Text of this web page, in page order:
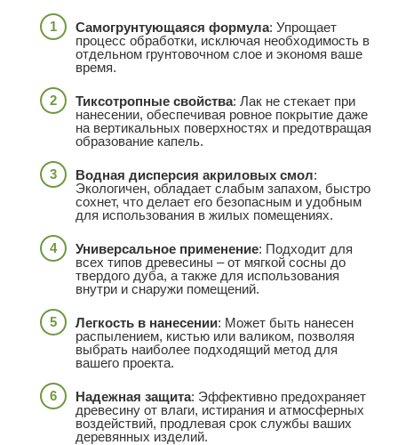
Самогрунтующаяся формула: Упрощает
процесс обработки, исключая необходимость в
отдельном грунтовочном слое и экономя ваше
время.
Тиксотропные свойства: Лак не стекает при
нанесении, обеспечивая ровное покрытие даже
на вертикальных поверхностях и предотвращая
образование капель.
Водная дисперсия акриловых смол:
Экологичен, обладает слабым запахом, быстро
сохнет, что делает его безопасным и удобным
для использования в жилых помещениях.
Универсальное применение: Подходит для
всех типов древесины – от мягкой сосны до
твердого дуба, а также для использования
внутри и снаружи помещений.
Легкость в нанесении: Может быть нанесен
распылением, кистью или валиком, позволяя
выбрать наиболее подходящий метод для
вашего проекта.
Надежная защита: Эффективно предохраняет
древесину от влаги, истирания и атмосферных
воздействий, продлевая срок службы ваших
деревянных изделий.